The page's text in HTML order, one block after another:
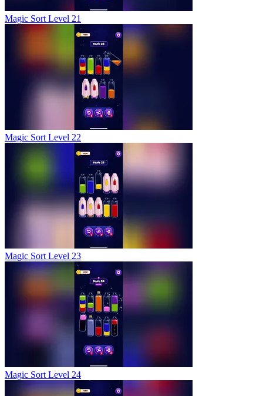
Magic Sort Level 21
Magic Sort Level 22
Magic Sort Level 23
Magic Sort Level 24